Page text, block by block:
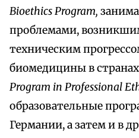
Bioethics Program,
проблемами,
техническим
биомедицины в
Program in Professional
образовательные
Германии, а затем и в